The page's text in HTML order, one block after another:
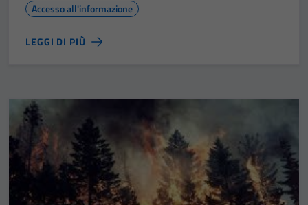
Accesso all'informazione
LEGGI DI PIÙ